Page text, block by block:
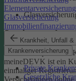
Elementarversicherung
Glasversicherung
Krankheit, Unfall &
Krankenversicherung
Private
Gesetzliche
Serviceportal
Das Serviceportal für
meineDEVK ist ein
einmaliger
Versicherungen